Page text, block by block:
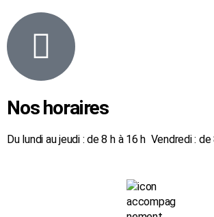
Nos horaires
Du lundi au jeudi : de 8 h à 16 h Vendredi : de